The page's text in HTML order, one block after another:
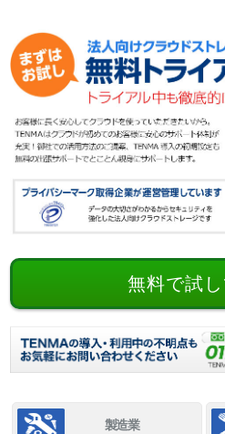
無料で試
製造業